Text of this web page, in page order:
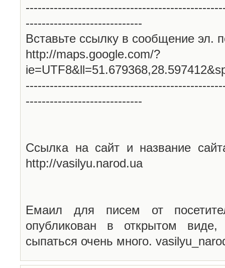
-----------------------------
Вставьте ссылку в сообщение эл.
http://maps.google.com/?
-----------------------------
Ссылка на сайт и название
http://vasilyu.narod.ua
Емаил для писем от
опубликован в открытом
сыпаться очень много.